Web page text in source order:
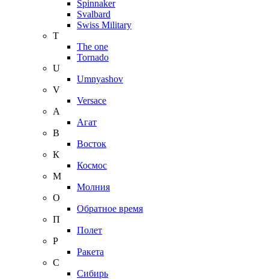
Spinnaker
Svalbard
Swiss Military
T
The one
Tornado
U
Umnyashov
V
Versace
А
Агат
В
Восток
К
Космос
М
Молния
О
Обратное время
П
Полет
Р
Ракета
С
Сибирь